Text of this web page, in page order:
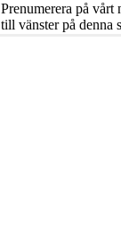
Prenumerera på vårt
till vänster på denna